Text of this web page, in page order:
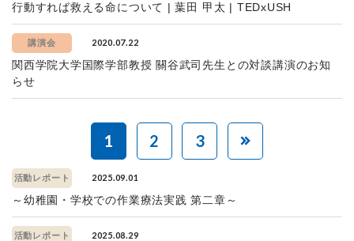
行動すれば救える命について | 葉田 甲太 | TEDxUSH
講演会 2020.07.22
関西学院大学国際学部教授 關谷武司先生との対談講演のお知
らせ
1 2 3
活動レポート 2025.09.01
～幼稚園・学校での作業療法実践 第二章～
活動レポート 2025.08.29